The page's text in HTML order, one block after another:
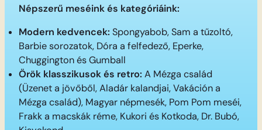
Népszerű meséink és kategóriáink:
Modern kedvencek: Spongyabob, Sam a tűzoltó,
Barbie sorozatok, Dóra a felfedező, Eperke,
Chuggington és Gumball
Örök klasszikusok és retro: A Mézga család
(Üzenet a jövőből, Aladár kalandjai, Vakáción a
Mézga család), Magyar népmesék, Pom Pom meséi,
Frakk a macskák réme, Kukori és Kotkoda, Dr. Bubó,